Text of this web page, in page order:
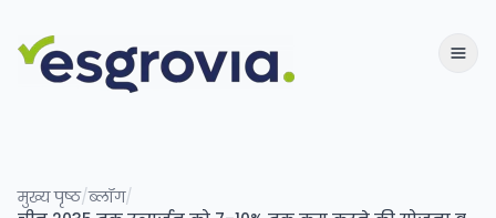
मुख्य पृष्ठ/ब्लॉग/